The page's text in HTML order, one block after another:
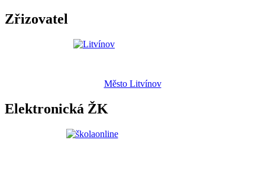
Zřizovatel
Město Litvínov
Elektronická ŽK